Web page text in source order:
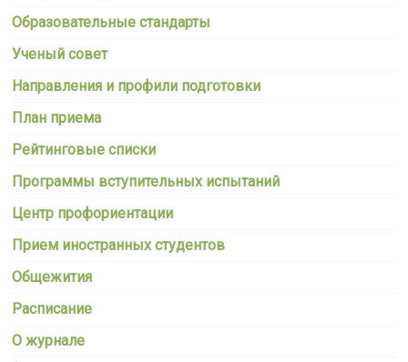
Образовательные стандарты
Ученый совет
Направления и профили подготовки
План приема
Рейтинговые списки
Программы вступительных испытаний
Центр профориентации
Прием иностранных студентов
Общежития
Расписание
О журнале